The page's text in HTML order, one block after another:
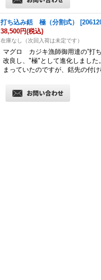
打ち込み銛 極（分割式） [
38,500円(税込)
在庫なし（次回入荷は未定です）
マグロ カジキ漁師御用達の”打
改良し、"極"として進化しまし
まっていたのですが、銛先の付